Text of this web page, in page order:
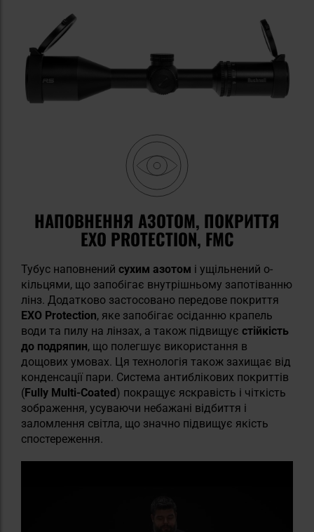
НАПОВНЕННЯ АЗОТОМ, ПОКРИТТЯ
EXO PROTECTION, FMC
Тубус наповнений сухим азотом і ущільнений о-
кільцями, що запобігає внутрішньому запотіванню
лінз. Додатково застосовано передове покриття
EXO Protection, яке запобігає осіданню крапель
води та пилу на лінзах, а також підвищує стійкість
до подряпин, що полегшує використання в
дощових умовах. Ця технологія також захищає від
конденсації пари. Система антиблікових покриттів
(Fully Multi-Coated) покращує яскравість і чіткість
зображення, усуваючи небажані відбиття і
заломлення світла, що значно підвищує якість
спостереження.